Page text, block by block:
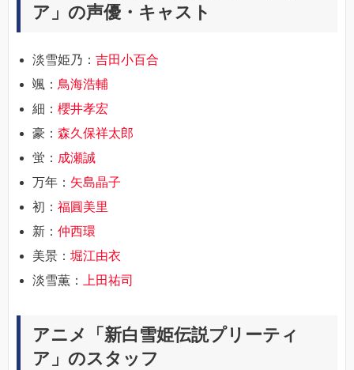
ア」の声優・キャスト
淡雪姫乃： 吉田小百合
颯： 鳥海浩輔
細： 櫻井孝宏
豪： 森久保祥太郎
蛍： 成瀬誠
万年： 矢島晶子
初： 福圓美里
新： 仲西環
美景： 堀江由衣
淡雪薫：
上田祐司
アニメ「新白雪姫伝説プリーティ
ア」のスタッフ